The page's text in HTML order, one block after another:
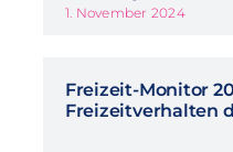
1. November 2024
Freizeit-Monitor
Freizeitverhalten